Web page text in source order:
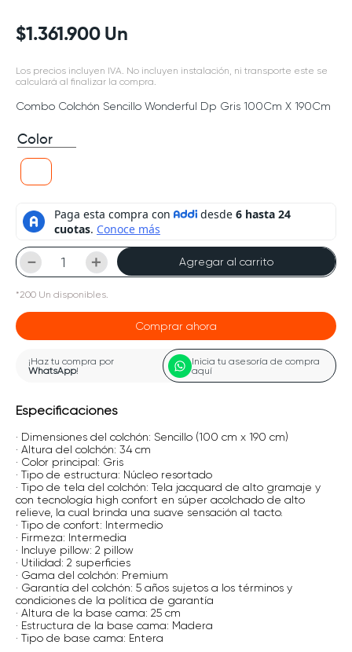
$1 .361 .900 Un
Los precios incluyen IVA. No incluyen instalación, ni transporte este se
calculará al finalizar la compra.
Combo Colchón Sencillo Wonderful Dp Gris 100Cm X 190Cm
Color
＋
－ Agregar al carrito
*200 Un disponibles.
Comprar ahora
¡Haz tu compra por
WhatsApp!
Inicia tu asesoría de compra
aquí
Especificaciones
· Dimensiones del colchón: Sencillo (100 cm x 190 cm)
· Altura del colchón: 34 cm
· Color principal: Gris
· Tipo de estructura: Núcleo resortado
· Tipo de tela del colchón: Tela jacquard de alto gramaje y
con tecnología high confort en súper acolchado de alto
relieve, la cual brinda una suave sensación al tacto.
· Tipo de confort: Intermedio
· Firmeza: Intermedia
· Incluye pillow: 2 pillow
· Utilidad: 2 superficies
· Gama del colchón: Premium
· Garantía del colchón: 5 años sujetos a los términos y
condiciones de la política de garantía
· Altura de la base cama: 25 cm
· Estructura de la base cama: Madera
· Tipo de base cama: Entera